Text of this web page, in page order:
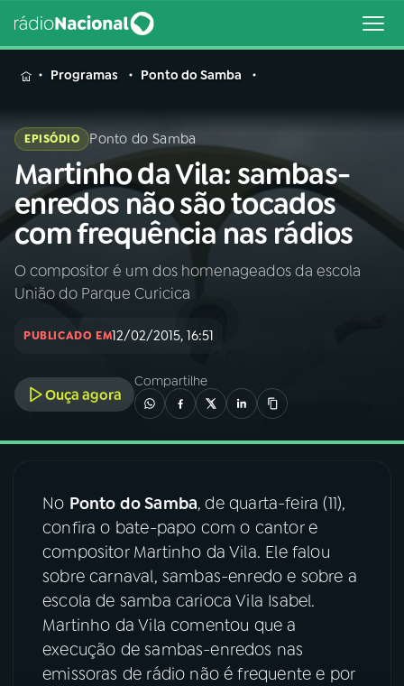
MENU
Buscar
na
Rádio
Nacional
Buscar
AO VIVO
INÍCIO
A RÁDIO
03PROGRAMAÇÃO
04 PROGRAMAS
06VIDEOCASTS
Programas Ponto do Samba
EPISÓDIO Ponto do Samba
Martinho da Vila: sambas-
enredos não são tocados
com frequência nas rádios
O compositor é um dos homenageados da escola
União do Parque Curicica
PUBLICADO EM12/02/2015, 16:51
Ouça agora
Compartilhe
No Ponto do Samba, de quarta-feira (11),
confira o bate-papo com o cantor e
compositor Martinho da Vila. Ele falou
sobre carnaval, sambas-enredo e sobre a
escola de samba carioca Vila Isabel.
Martinho da Vila comentou que a
execução de sambas-enredos nas
emissoras de rádio não é frequente e por